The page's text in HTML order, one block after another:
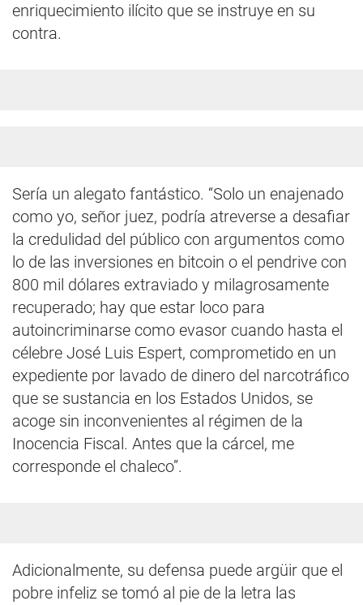
enriquecimiento ilícito que se instruye en su
contra.
Sería un alegato fantástico. “Solo un enajenado
como yo, señor juez, podría atreverse a desafiar
la credulidad del público con argumentos como
lo de las inversiones en bitcoin o el pendrive con
800 mil dólares extraviado y milagrosamente
recuperado; hay que estar loco para
autoincriminarse como evasor cuando hasta el
célebre José Luis Espert, comprometido en un
expediente por lavado de dinero del narcotráfico
que se sustancia en los Estados Unidos, se
acoge sin inconvenientes al régimen de la
Inocencia Fiscal. Antes que la cárcel, me
corresponde el chaleco”.
Adicionalmente, su defensa puede argüir que el
pobre infeliz se tomó al pie de la letra las